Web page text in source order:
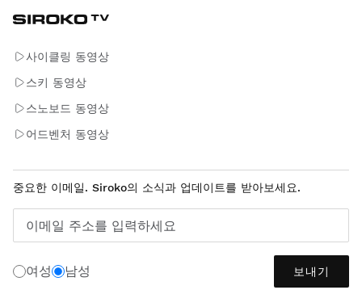
사이클링 동영상
스키 동영상
스노보드 동영상
어드벤처 동영상
중요한 이메일. Siroko의 소식과 업데이트를 받아보세요.
이메일 주소를 입력하세요
여성 남성 보내기